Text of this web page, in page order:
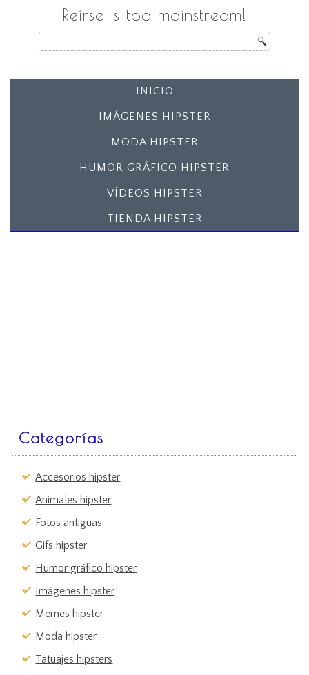
Reírse is too mainstream!
INICIO
IMÁGENES HIPSTER
MODA HIPSTER
HUMOR GRÁFICO HIPSTER
VÍDEOS HIPSTER
TIENDA HIPSTER
Categorías
Accesorios hipster
Animales hipster
Fotos antiguas
Gifs hipster
Humor gráfico hipster
Imágenes hipster
Memes hipster
Moda hipster
Tatuajes hipsters